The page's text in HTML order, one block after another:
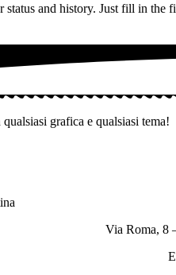
status and history. Just fill in
qualsiasi grafica e qualsiasi tema!
Via Roma, 8